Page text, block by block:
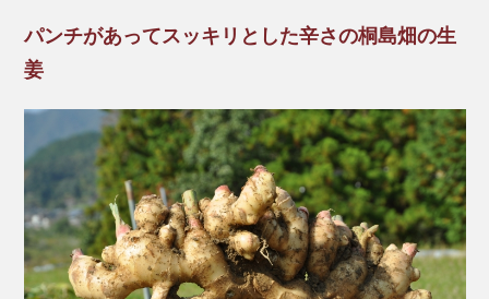
パンチがあってスッキリとした辛さの桐島畑の生
姜